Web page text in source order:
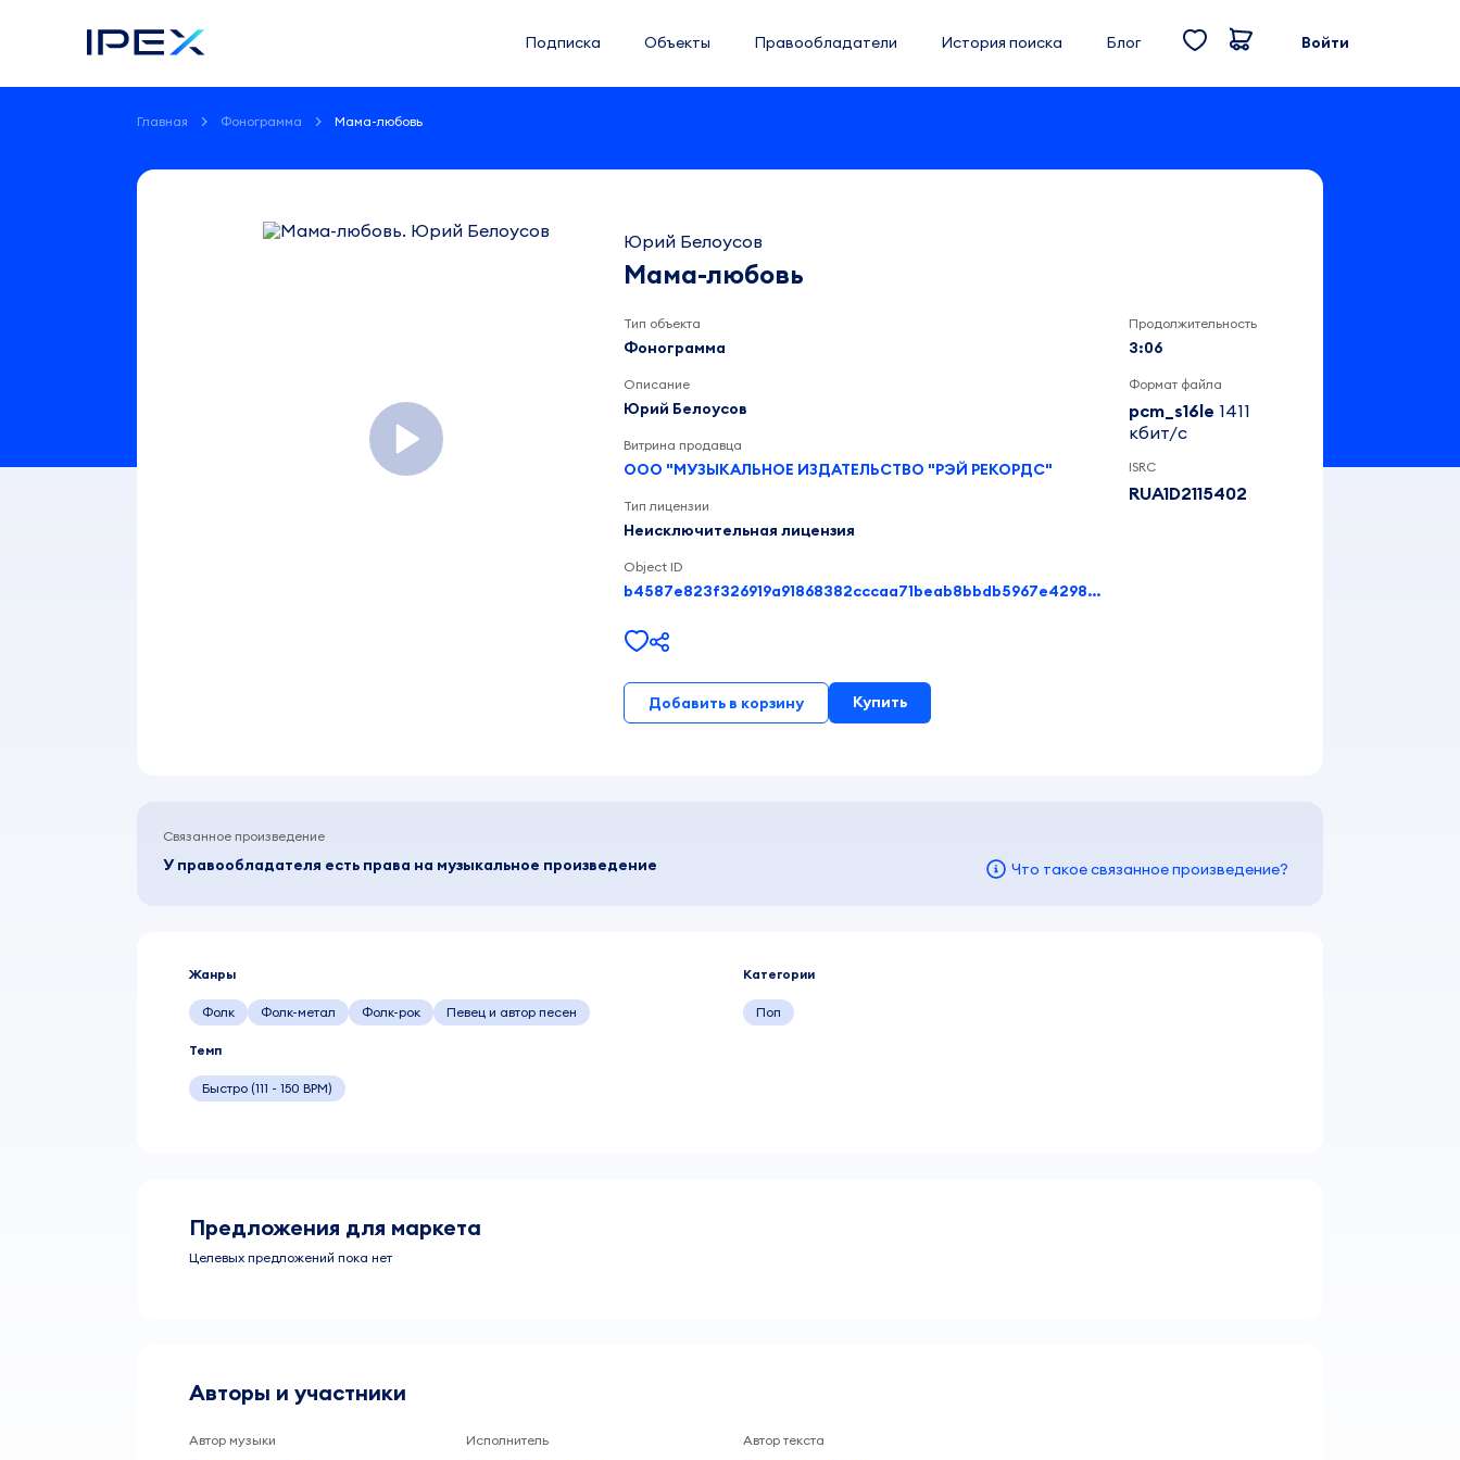
Подписка Объекты Правообладатели История поиска Блог Войти
Главная Фонограмма Мама-любовь
любовь
Юрий Белоусов
Мама-любовь
Тип объекта
Фонограмма
Описание
Юрий Белоусов
Витрина продавца
ООО "МУЗЫКАЛЬНОЕ ИЗДАТЕЛЬСТВО "РЭЙ РЕКОРДС"
Тип лицензии
Неисключительная лицензия
Object ID
b4587e823f326919a91868382cccaa71beab8bbdb5967e42982a181a88612c9b
Продолжительность
3:06
Формат файла
pcm_s16le 1411
кбит/c
ISRC
RUA1D2115402
Добавить в корзину Купить
Связанное произведение
У правообладателя есть права на музыкальное произведение Что такое связанное произведение?
Жанры
Фолк Фолк-метал Фолк-рок Певец и автор песен
Категории
Поп
Темп
Быстро (111 - 150 BPM)
Предложения для маркета
Целевых предложений пока нет
Авторы и участники
Автор музыки Исполнитель Автор текста